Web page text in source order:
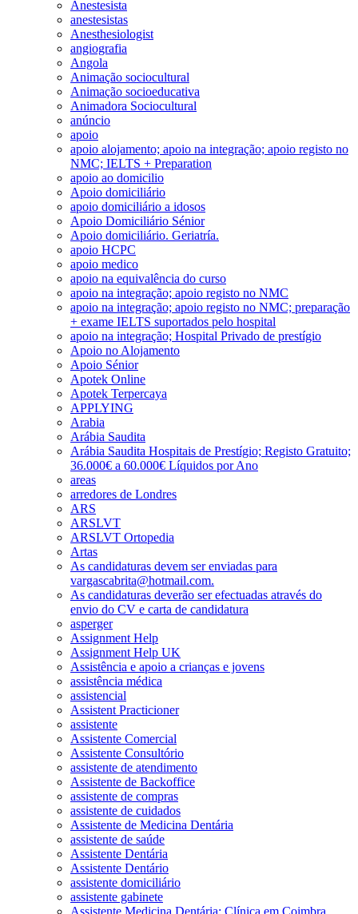
Anestesista
anestesistas
Anesthesiologist
angiografia
Angola
Animação sociocultural
Animação socioeducativa
Animadora Sociocultural
anúncio
apoio
apoio alojamento; apoio na integração; apoio registo no
NMC; IELTS + Preparation
apoio ao domicilio
Apoio domiciliário
apoio domiciliário a idosos
Apoio Domiciliário Sénior
Apoio domiciliário. Geriatría.
apoio HCPC
apoio medico
apoio na equivalência do curso
apoio na integração; apoio registo no NMC
apoio na integração; apoio registo no NMC; preparação
+ exame IELTS suportados pelo hospital
apoio na integração; Hospital Privado de prestígio
Apoio no Alojamento
Apoio Sénior
Apotek Online
Apotek Terpercaya
APPLYING
Arabia
Arábia Saudita
Arábia Saudita Hospitais de Prestígio; Registo Gratuito;
36.000€ a 60.000€ Líquidos por Ano
areas
arredores de Londres
ARS
ARSLVT
ARSLVT Ortopedia
Artas
As candidaturas devem ser enviadas para
vargascabrita@hotmail.com.
As candidaturas deverão ser efectuadas através do
envio do CV e carta de candidatura
asperger
Assignment Help
Assignment Help UK
Assistência e apoio a crianças e jovens
assistência médica
assistencial
Assistent Practicioner
assistente
Assistente Comercial
Assistente Consultório
assistente de atendimento
Assistente de Backoffice
assistente de compras
assistente de cuidados
Assistente de Medicina Dentária
assistente de saúde
Assistente Dentária
Assistente Dentário
assistente domiciliário
assistente gabinete
Assistente Medicina Dentária; Clínica em Coimbra